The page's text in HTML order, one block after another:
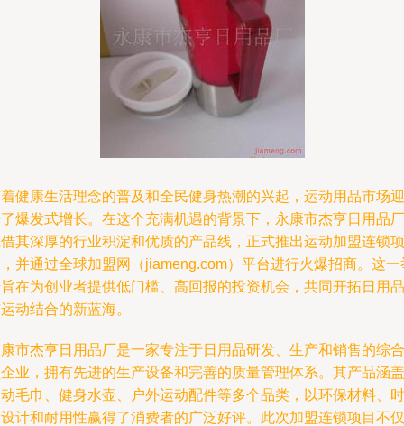
健康生活理念的普及和全民健身热潮的兴起，运动用品市场迎
爆发式增长。在这个充满机遇的背景下，永康市杰亨日用品厂
其深厚的行业积淀和优质的产品线，正式推出运动加盟连锁项
并通过全球加盟网（jiameng.com）平台进行火爆招商。这一
在为创业者提供低门槛、高回报的投资机会，共同开拓日用品
动结合的新蓝海。
市杰亨日用品厂是一家专注于日用品研发、生产和销售的综合
业，拥有先进的生产设备和完善的质量管理体系。其产品涵盖
毛巾、健身水壶、户外运动配件等多个品类，以环保材料、时
计和耐用性赢得了消费者的广泛好评。此次加盟连锁项目不仅